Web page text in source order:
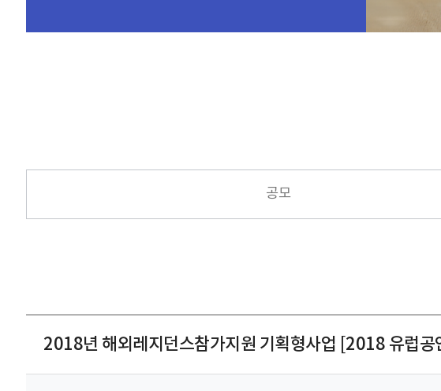
공모
2018년 해외레지던스참가지원 기획형사업 [2018 유럽